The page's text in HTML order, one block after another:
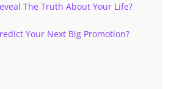
The Truth About Your Life?
Your Next Big Promotion?